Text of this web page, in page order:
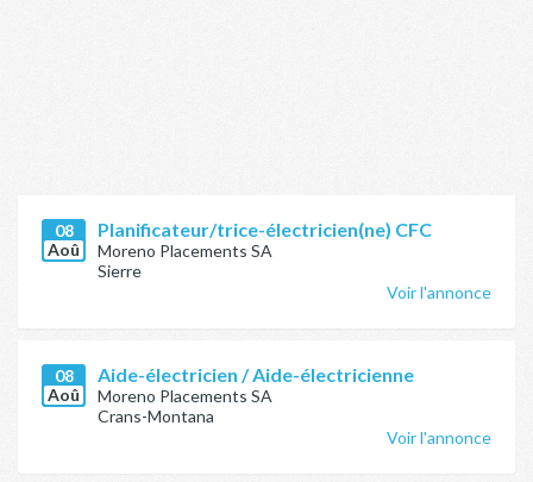
08
Aoû
Planificateur/trice-électricien(ne) CFC
Moreno Placements SA
Sierre
Voir l'annonce
08
Aoû
Aide-électricien / Aide-électricienne
Moreno Placements SA
Crans-Montana
Voir l'annonce